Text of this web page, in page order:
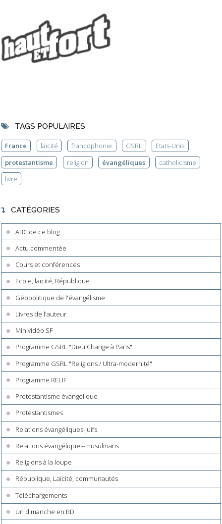
TAGS POPULAIRES
France laïcité francophonie GSRL
Etats-Unis
protestantisme
religion évangéliques
catholicisme
livre
CATÉGORIES
ABC de ce blog
Actu commentée
Cours et conférences
Ecole, laïcité, République
Géopolitique de l'évangélisme
Livres de l'auteur
Minividéo SF
Programme GSRL "Dieu Change à Paris"
Programme GSRL "Religions / Ultra-modernité"
Programme RELIF
Protestantisme évangélique
Protestantismes
Relations évangéliques-juifs
Relations évangéliques-musulmans
Religions à la loupe
République, Laïcité, communautés
Téléchargements
Un dimanche en BD